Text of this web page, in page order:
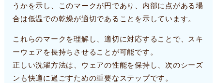
うかを示し、このマークが円であり、内部に点がある場
合は低温での乾燥が適切であることを示しています。
これらのマークを理解し、適切に対応することで、スキ
ーウェアを長持ちさせることが可能です。
正しい洗濯方法は、ウェアの性能を保持し、次のシーズ
ンも快適に過ごすための重要なステップです。